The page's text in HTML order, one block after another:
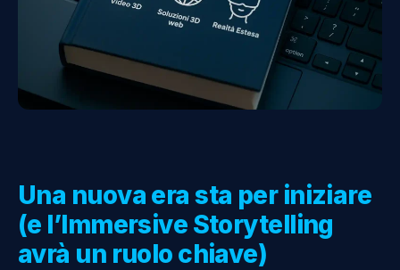
Una nuova era sta per iniziare
(e l’Immersive Storytelling
avrà un ruolo chiave)